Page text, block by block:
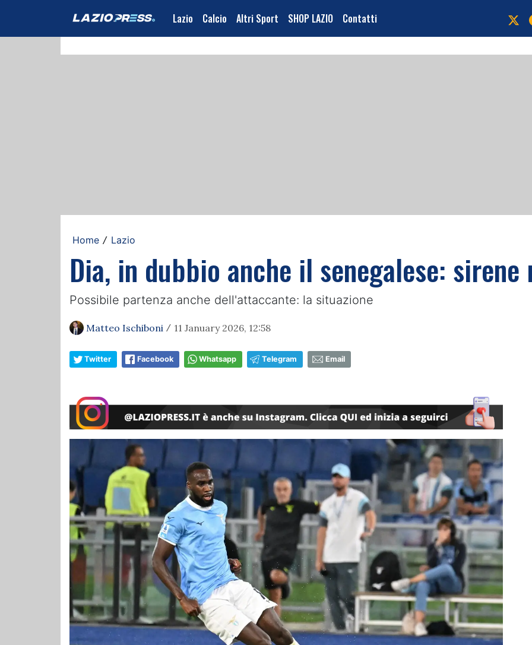
Lazio Calcio Altri Sport SHOP LAZIO Contatti
Home / Lazio
Dia, in dubbio anche il senegalese:
Possibile partenza anche dell'attaccante: la situazione
Matteo Ischiboni / 11 January 2026, 12:58
Twitter Facebook Whatsapp Telegram Email